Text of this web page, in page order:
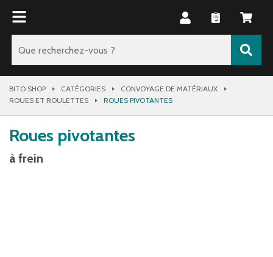
BITO SHOP CATÉGORIES
CONVOYAGE DE MATÉRIAUX
ROUES ET ROULETTES
ROUES PIVOTANTES
Roues pivotantes
à frein